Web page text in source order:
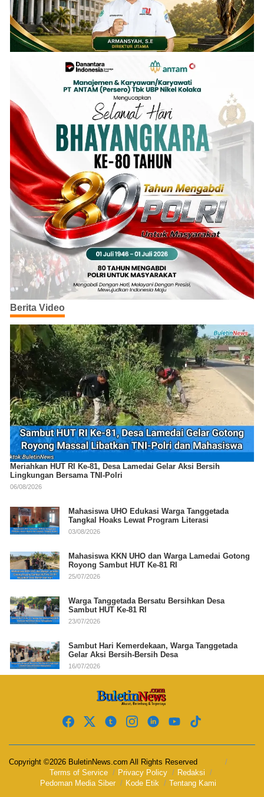
Berita Video
Meriahkan HUT RI Ke-81, Desa Lamedai Gelar Aksi Bersih
Lingkungan Bersama TNI-Polri
06/08/2026
Mahasiswa UHO Edukasi Warga Tanggetada
Tangkal Hoaks Lewat Program Literasi
03/08/2026
Mahasiswa KKN UHO dan Warga Lamedai Gotong
Royong Sambut HUT Ke-81 RI
25/07/2026
Warga Tanggetada Bersatu Bersihkan Desa
Sambut HUT Ke-81 RI
23/07/2026
Sambut Hari Kemerdekaan, Warga Tanggetada
Gelar Aksi Bersih-Bersih Desa
16/07/2026
Copyright ©2026 BuletinNews.com All Rights Reserved
Terms of Service
Privacy Policy
Redaksi
Pedoman Media Siber
Kode Etik Tentang Kami